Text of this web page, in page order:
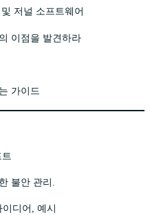
저널 소프트웨어
이점을 발견하라
가이드
불안 관리.
디어, 예시